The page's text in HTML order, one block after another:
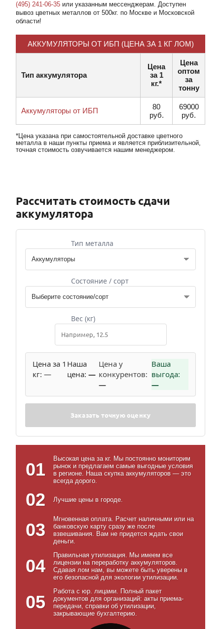
(495) 241-06-35 или указанным мессенджерам. Доступен
вывоз цветных металлов от 500кг. по Москве и Московской
области!
АККУМУЛЯТОРЫ ОТ ИБП (ЦЕНА ЗА 1 КГ ЛОМ)
Тип аккумулятора
Цена
за 1
кг.*
Цена
оптом
за
тонну
Аккумуляторы от ИБП
80
руб.
69000
руб.
*Цена указана при самостоятельной доставке цветного
металла в наши пункты приема и является приблизительной,
точная стоимость озвучивается нашим менеджером.
Рассчитать стоимость сдачи
аккумулятора
Тип металла
Состояние / сорт
Вес (кг)
Цена за 1
кг: —
Наша
цена: —
Цена у
конкурентов:
—
Ваша
выгода:
—
Заказать точную оценку
01
Высокая цена за кг. Мы постоянно мониторим
рынок и предлагаем самые выгодные условия
в регионе. Наша скупка аккумуляторов — это
всегда дорого.
02 Лучшие цены в городе.
03
Мгновенная оплата. Расчет наличными или на
банковскую карту сразу же после
взвешивания. Вам не придется ждать свои
деньги.
04
Правильная утилизация. Мы имеем все
лицензии на переработку аккумуляторов.
Сдавая лом нам, вы можете быть уверены в
его безопасной для экологии утилизации.
05
Работа с юр. лицами. Полный пакет
документов для организаций: акты приема-
передачи, справки об утилизации,
закрывающие бухгалтерию.